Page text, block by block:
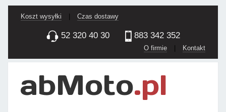
Koszt wysyłki Czas dostawy
52 320 40 30 883 342 352
O firmie | Kontakt